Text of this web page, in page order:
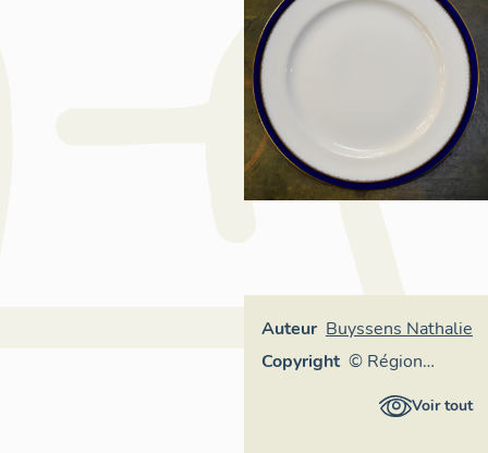
Auteur Buyssens Nathalie
Copyright © Région
Auvergne-Voir tout